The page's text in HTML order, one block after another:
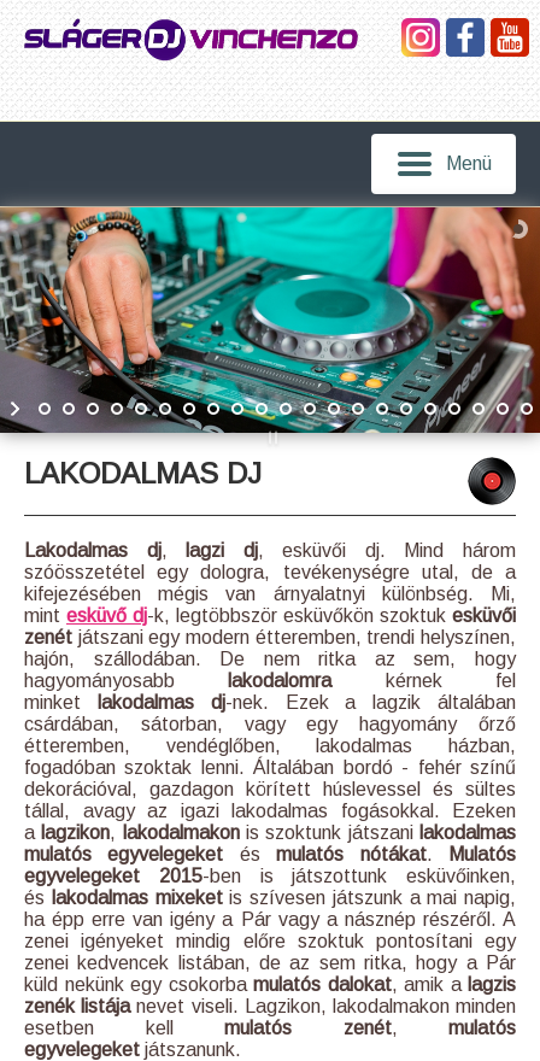
Menü
LAKODALMAS DJ
Lakodalmas dj, lagzi dj, esküvői dj. Mind három
szóösszetétel egy dologra, tevékenységre utal, de a
kifejezésében mégis van árnyalatnyi különbség. Mi,
mint esküvő dj-k, legtöbbször esküvőkön szoktuk esküvői
zenét játszani egy modern étteremben, trendi helyszínen,
hajón, szállodában. De nem ritka az sem, hogy
hagyományosabb
lakodalomrakérnek fel
minket
lakodalmas dj-nek. Ezek a lagzik általában
csárdában, sátorban, vagy egy hagyomány őrző
étteremben, vendéglőben, lakodalmas házban,
fogadóban szoktak lenni. Általában bordó - fehér színű
dekorációval, gazdagon körített húslevessel és sültes
tállal, avagy az igazi lakodalmas fogásokkal. Ezeken
a lagzikon, lakodalmakonis szoktunk játszani lakodalmas
mulatós egyvelegeket ésmulatós nótákat.
Mulatós
egyvelegeket 2015-ben is játszottunk esküvőinken,
és lakodalmas mixeketis szívesen játszunk a mai napig,
ha épp erre van igény a Pár vagy a násznép részéről. A
zenei igényeket mindig előre szoktuk pontosítani egy
zenei kedvencek listában, de az sem ritka, hogy a Pár
küld nekünk egy csokorba mulatós dalokat, amik a lagzis
zenék listájanevet viseli. Lagzikon, lakodalmakon minden
esetben kell mulatós zenét, mulatós
egyvelegeket játszanunk.